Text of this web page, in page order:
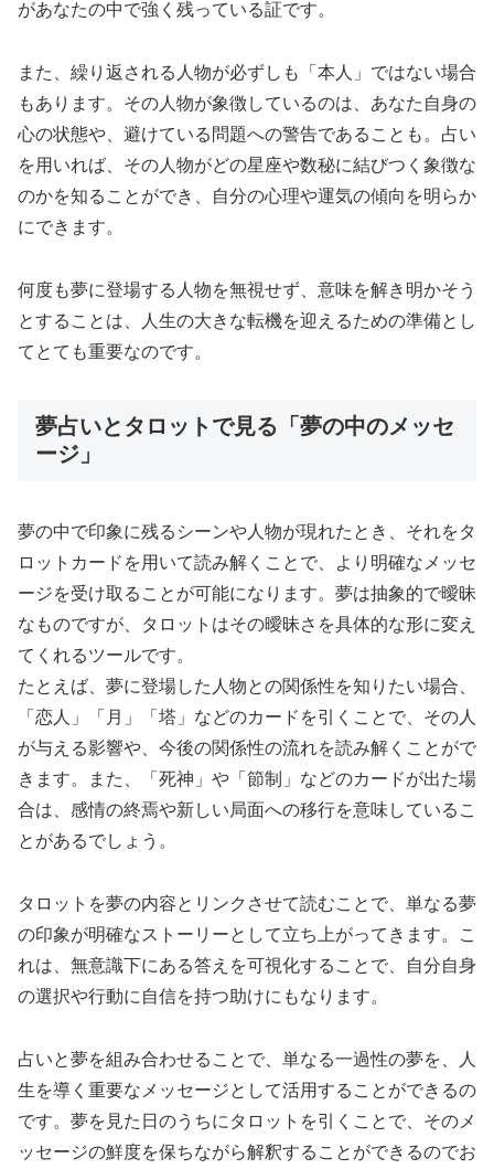
があなたの中で強く残っている証です。
また、繰り返される人物が必ずしも「本人」ではない場合
もあります。その人物が象徴しているのは、あなた自身の
心の状態や、避けている問題への警告であることも。占い
を用いれば、その人物がどの星座や数秘に結びつく象徴な
のかを知ることができ、自分の心理や運気の傾向を明らか
にできます。
何度も夢に登場する人物を無視せず、意味を解き明かそう
とすることは、人生の大きな転機を迎えるための準備とし
てとても重要なのです。
夢占いとタロットで見る「夢の中のメッセ
ージ」
夢の中で印象に残るシーンや人物が現れたとき、それをタ
ロットカードを用いて読み解くことで、より明確なメッセ
ージを受け取ることが可能になります。夢は抽象的で曖昧
なものですが、タロットはその曖昧さを具体的な形に変え
てくれるツールです。
たとえば、夢に登場した人物との関係性を知りたい場合、
「恋人」「月」「塔」などのカードを引くことで、その人
が与える影響や、今後の関係性の流れを読み解くことがで
きます。また、「死神」や「節制」などのカードが出た場
合は、感情の終焉や新しい局面への移行を意味しているこ
とがあるでしょう。
タロットを夢の内容とリンクさせて読むことで、単なる夢
の印象が明確なストーリーとして立ち上がってきます。こ
れは、無意識下にある答えを可視化することで、自分自身
の選択や行動に自信を持つ助けにもなります。
占いと夢を組み合わせることで、単なる一過性の夢を、人
生を導く重要なメッセージとして活用することができるの
です。夢を見た日のうちにタロットを引くことで、そのメ
ッセージの鮮度を保ちながら解釈することができるのでお